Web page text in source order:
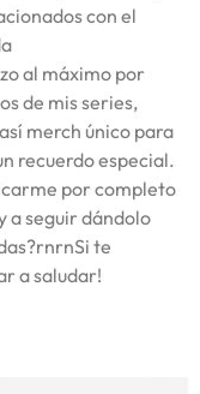
con el
al máximo por
de mis series,
merch único para
recuerdo especial.
por completo
a seguir dándolo
te
a saludar!